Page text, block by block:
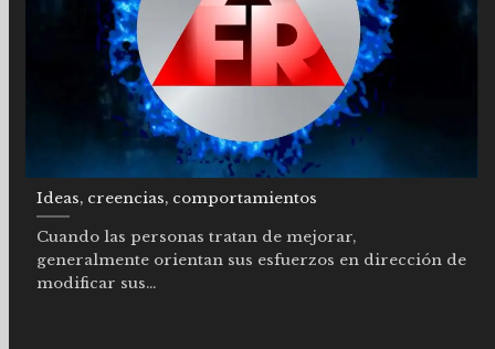
Ideas, creencias, comportamientos
Cuando las personas tratan de mejorar,
generalmente orientan sus esfuerzos en dirección de
modificar sus...